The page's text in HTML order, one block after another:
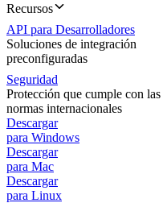
Recursos
API para Desarrolladores
Soluciones de integración
preconfiguradas
Seguridad
Protección que cumple con las
normas internacionales
Descargar
para Windows
Descargar
para Mac
Descargar
para Linux